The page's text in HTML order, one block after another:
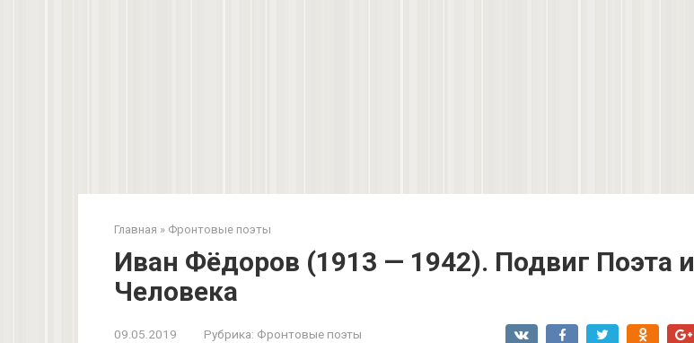
Главная » Фронтовые поэты
Иван Фёдоров (1913 — 1942). Подвиг Поэта и
Человека
09.05.2019 Рубрика: Фронтовые поэты